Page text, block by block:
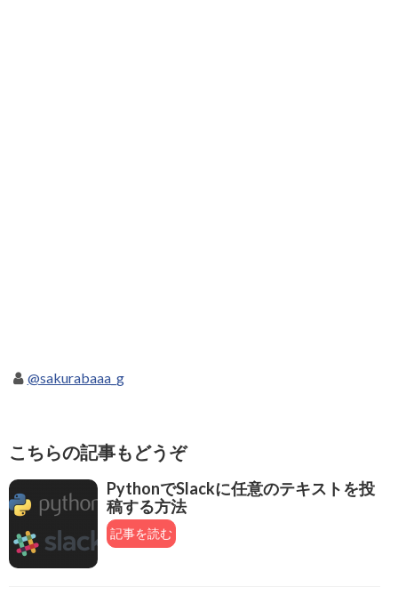
@sakurabaaa_g
こちらの記事もどうぞ
PythonでSlackに任意のテキストを投
稿する方法
記事を読む